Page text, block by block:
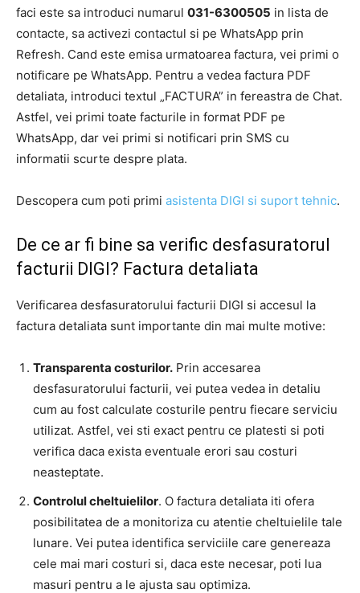
faci este sa introduci numarul 031-6300505 in lista de
contacte, sa activezi contactul si pe WhatsApp prin
Refresh. Cand este emisa urmatoarea factura, vei primi o
notificare pe WhatsApp. Pentru a vedea factura PDF
detaliata, introduci textul „FACTURA” in fereastra de Chat.
Astfel, vei primi toate facturile in format PDF pe
WhatsApp, dar vei primi si notificari prin SMS cu
informatii scurte despre plata.
Descopera cum poti primi asistenta DIGI si suport tehnic.
De ce ar fi bine sa verific desfasuratorul
facturii DIGI? Factura detaliata
Verificarea desfasuratorului facturii DIGI si accesul la
factura detaliata sunt importante din mai multe motive:
Transparenta costurilor. Prin accesarea
desfasuratorului facturii, vei putea vedea in detaliu
cum au fost calculate costurile pentru fiecare serviciu
utilizat. Astfel, vei sti exact pentru ce platesti si poti
verifica daca exista eventuale erori sau costuri
neasteptate.
Controlul cheltuielilor. O factura detaliata iti ofera
posibilitatea de a monitoriza cu atentie cheltuielile tale
lunare. Vei putea identifica serviciile care genereaza
cele mai mari costuri si, daca este necesar, poti lua
masuri pentru a le ajusta sau optimiza.